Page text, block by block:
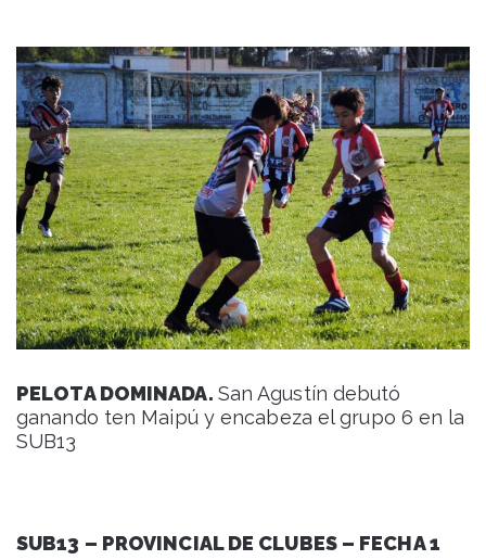
PELOTA DOMINADA. San Agustín debutó
ganando ten Maipú y encabeza el grupo 6 en la
SUB13
SUB13 – PROVINCIAL DE CLUBES – FECHA 1